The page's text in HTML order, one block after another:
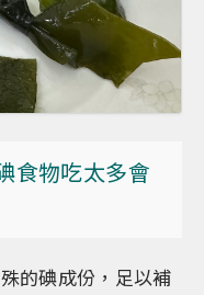
食物吃太多會
的碘成份，足以補